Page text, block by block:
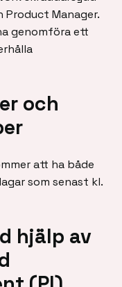
Product Manager.
genomföra ett
och
att ha både
som senast kl.
hjälp av